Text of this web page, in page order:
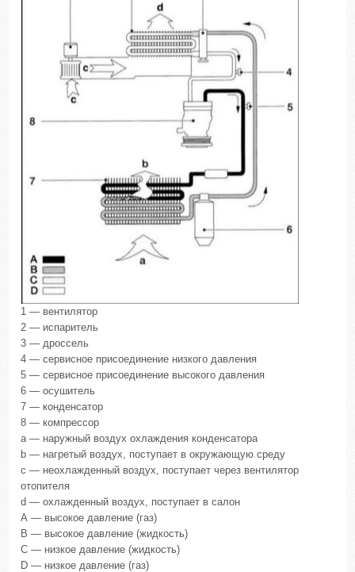
1 — вентилятор
2 — испаритель
3 — дроссель
4 — сервисное присоединение низкого давления
5 — сервисное присоединение высокого давления
6 — осушитель
7 — конденсатор
8 — компрессор
а — наружный воздух охлаждения конденсатора
b — нагретый воздух, поступает в окружающую среду
с — неохлажденный воздух, поступает через вентилятор
отопителя
d — охлажденный воздух, поступает в салон
А — высокое давление (газ)
В — высокое давление (жидкость)
С — низкое давление (жидкость)
D — низкое давление (газ)